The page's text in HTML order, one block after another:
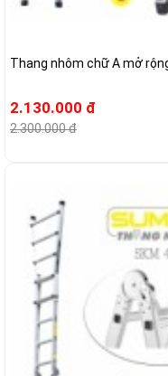
Thang nhôm chữ A mở
2.130.000 đ
2.300.000 đ